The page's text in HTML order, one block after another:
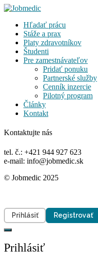
Hľadať prácu
Stáže a prax
Platy zdravotníkov
Študenti
Pre zamestnávateľov
Pridať ponuku
Partnerské služby
Cenník inzercie
Pilotný program
Články
Kontakt
Kontaktujte nás
tel. č.: +421 944 927 623
e-mail: info@jobmedic.sk
© Jobmedic 2025
Prihlásiť Registrovať
Prihlásiť